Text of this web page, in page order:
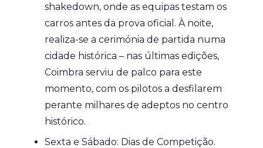
shakedown, onde as equipas testam os
carros antes da prova oficial. À noite,
realiza-se a cerimónia de partida numa
cidade histórica – nas últimas edições,
Coimbra serviu de palco para este
momento, com os pilotos a desfilarem
perante milhares de adeptos no centro
histórico.
Sexta e Sábado: Dias de Competição.